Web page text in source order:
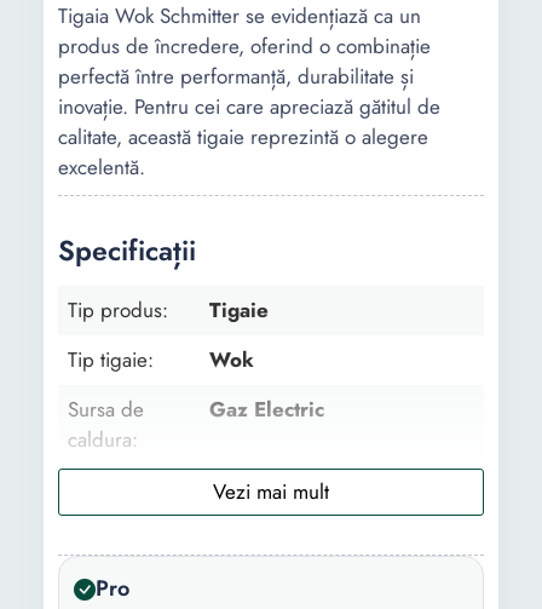
Tigaia Wok Schmitter se evidențiază ca un
produs de încredere, oferind o combinație
perfectă între performanță, durabilitate și
inovație. Pentru cei care apreciază gătitul de
calitate, această tigaie reprezintă o alegere
excelentă.
Specificații
Tip produs:
Tigaie
Tip tigaie:
Wok
Sursa de
caldura:
Gaz Electric
pachet:
1 x Tigaie
Pro